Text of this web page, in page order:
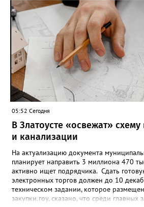
снятие. В целом не давать им взаймы
лишним тысячи человек. Почти 89 тысяч
запрет отозвать. При этом, утверждают
примерно каждый пятый из тех, кто
никогда кредиты не брал, столько же
а больше половины имеют долговые
05:52 Сегодня
В Златоусте «освежат»
и канализации
На актуализацию документа
планирует направить 3 миллиона 470
активно ищет подрядчика. Сдать
электронных торгов должен до 10
техническом задании, которое
закупки.гоу, сказано, что среди главных